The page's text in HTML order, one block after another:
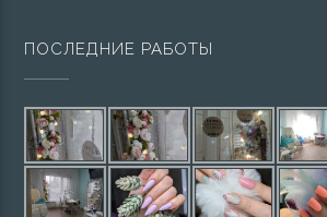
ПОСЛЕДНИЕ РАБОТЫ